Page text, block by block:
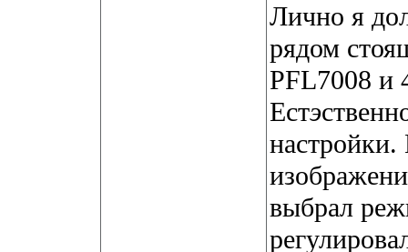
Лично я
рядом
PFL7008 и
Естэ
выбрал